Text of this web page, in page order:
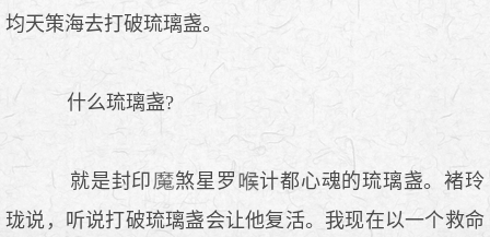
均天策海去打破琉璃盏。
什么琉璃盏?
就是封印 煞星罗
计都心魂的琉璃盏。褚玲
珑说，听说打破琉璃盏会让他复活。我现在以一个救命